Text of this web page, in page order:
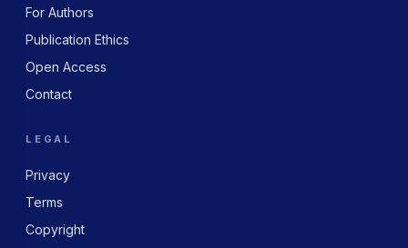
For Authors
Publication Ethics
Open Access
Contact
LEGAL
Privacy
Terms
Copyright